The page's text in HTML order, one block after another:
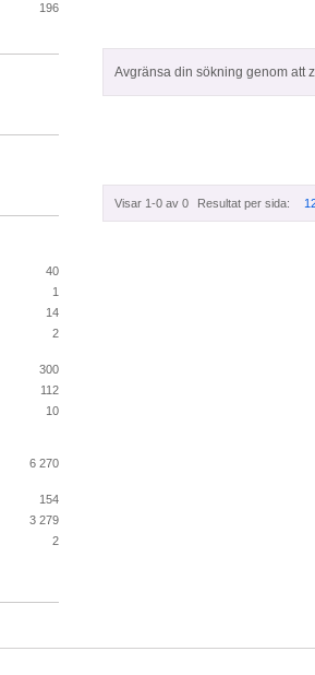
Avgränsa din sökning genom att
Visar 1-0 av 0 Resultat per sida:
196
40
1
14
2
300
112
10
6 270
154
3 279
2